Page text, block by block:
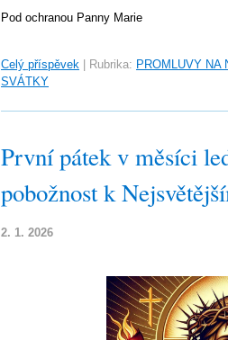
Pod ochranou Panny Marie
Celý příspěvek Rubrika: PROMLUVY NA
SVÁTKY
První pátek v měsíci
pobožnost k
2. 1. 2026